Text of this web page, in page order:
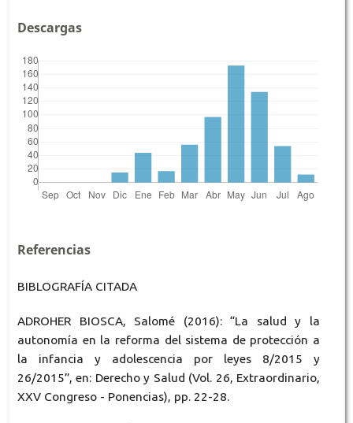
Descargas
Referencias
BIBLOGRAFÍA CITADA
ADROHER BIOSCA, Salomé (2016): “La salud y la
autonomía en la reforma del sistema de protección a
la infancia y adolescencia por leyes 8/2015 y
26/2015”, en: Derecho y Salud (Vol. 26, Extraordinario,
XXV Congreso - Ponencias), pp. 22-28.